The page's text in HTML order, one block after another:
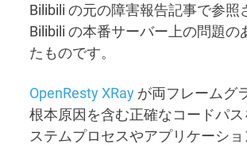
Bilibili の元の障害報告記事で参照
Bilibili の本番サーバー上の問題
たものです。
OpenResty XRay が両フレームグ
根本原因を含む正確なコードパ
ステムプロセスやアプリケーシ